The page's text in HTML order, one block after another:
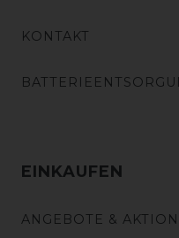
KONTAKT
EINKAUFEN
ANGEBOTE &